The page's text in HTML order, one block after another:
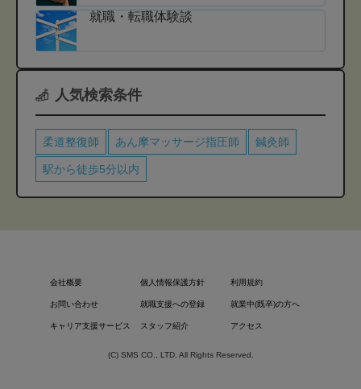
就職・転職体験談
人気検索条件
柔道整復師 あん摩マッサージ指圧師 鍼灸師
駅から徒歩5分以内
会社概要 個人情報保護方針 利用規約
お問い合わせ 就職支援への登録 就業中(既卒)の方へ
キャリア支援サービス スタッフ紹介 アクセス
(C) SMS CO., LTD. All Rights Reserved.